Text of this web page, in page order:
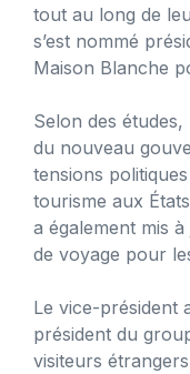
tout au long de
s’est nommé
Maison Blanche
Selon des études,
du nouveau
tensions
tourisme aux
a également mis
de voyage pour
Le vice-président
président du
visiteurs